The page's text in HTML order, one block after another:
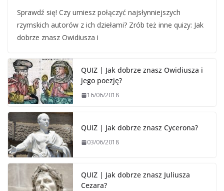
Sprawdź się! Czy umiesz połączyć najsłynniejszych
rzymskich autorów z ich dziełami? Zrób też inne quizy: Jak
dobrze znasz Owidiusza i
QUIZ | Jak dobrze znasz Owidiusza i
jego poezję?
16/06/2018
QUIZ | Jak dobrze znasz Cycerona?
03/06/2018
QUIZ | Jak dobrze znasz Juliusza
Cezara?